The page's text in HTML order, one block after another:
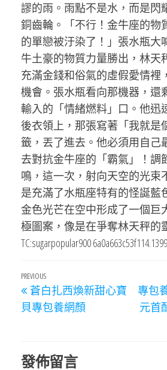
謬的雨。雨點不是水，而是閃
銅齒輪。「不行！金牛座的物
的單戀被汙染了！」張水瓶大
牛土豪的物質力量勝出，林天
充滿金錢和俗氣的虛假愛情裡
機會。張水瓶看向那機器，還
輸入的「情緒燃料」口。他迅
後衣領上，那張寫著「我就是
籤，丟了進去。他必須用自己
去對抗金牛座的「霸氣」！調
鳴，這一次，射向天空的光束
是充滿了水瓶座特有的怪誕藍
金色光芒在空中形成了一個巨
極圖案，像是在爭奪林天秤的
TC:sugarpopular900
文
章
導
Previous
Post
PREVIOUS
蒼白扎西煥新甜心寶
貝專包養網顏
專包
元首
發佈留言